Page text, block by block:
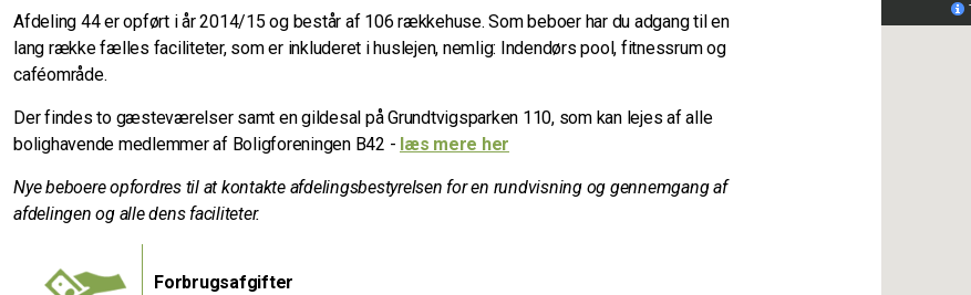
Afdeling 44 er opført i år 2014/15 og består af 106 rækkehuse. Som beboer har du adgang til en
lang række fælles faciliteter, som er inkluderet i huslejen, nemlig: Indendørs pool, fitnessrum og
caféområde.
Der findes to gæsteværelser samt en gildesal på Grundtvigsparken 110, som kan lejes af alle
bolighavende medlemmer af Boligforeningen B42 - læs mere her
Nye beboere opfordres til at kontakte afdelingsbestyrelsen for en rundvisning og gennemgang af
afdelingen og alle dens faciliteter.
Forbrugsafgifter